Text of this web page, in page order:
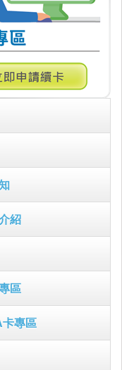
紹
區
專區